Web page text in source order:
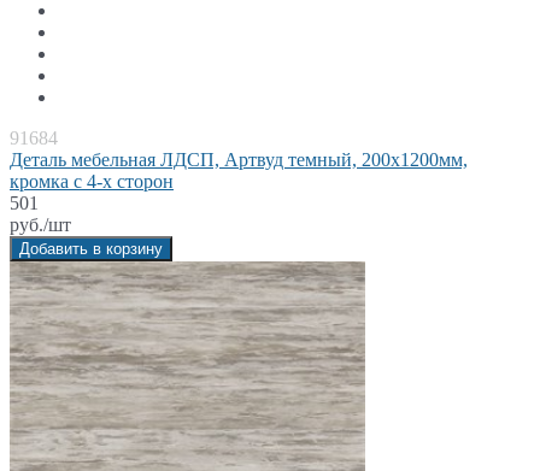
91684
Деталь мебельная ЛДСП, Артвуд темный, 200x1200мм,
кромка с 4-х сторон
501
руб./шт
Добавить в корзину